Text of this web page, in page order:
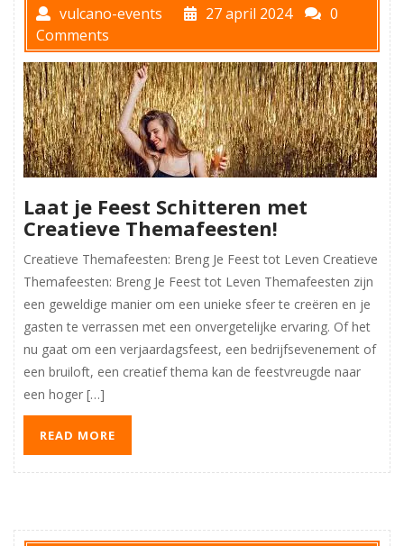
vulcano-events 27 april 2024
0
Comments
Laat je Feest Schitteren met
Creatieve Themafeesten!
Creatieve Themafeesten: Breng Je Feest tot Leven Creatieve
Themafeesten: Breng Je Feest tot Leven Themafeesten zijn
een geweldige manier om een unieke sfeer te creëren en je
gasten te verrassen met een onvergetelijke ervaring. Of het
nu gaat om een verjaardagsfeest, een bedrijfsevenement of
een bruiloft, een creatief thema kan de feestvreugde naar
een hoger […]
READ MORE